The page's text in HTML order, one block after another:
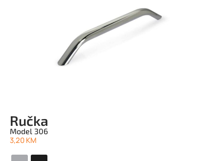
Ručka
Model 306
3,20KM